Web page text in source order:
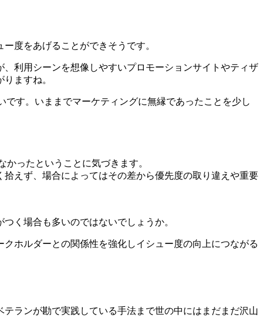
度をあげることができそうです。
利用シーンを想像しやすいプロモーションサイトやティザ
ますね。
す。いままでマーケティングに無縁であったことを少し
ったということに気づきます。
えず、場合によってはその差から優先度の取り違えや重要
く場合も多いのではないでしょうか。
ホルダーとの関係性を強化しイシュー度の向上につながる
ランが勘で実践している手法まで世の中にはまだまだ沢山